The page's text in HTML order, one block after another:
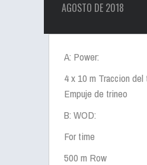
AGOSTO DE 2018
A: Power:
4 x 10 m Traccion
Empuje de trineo
B: WOD:
For time
500 m Row